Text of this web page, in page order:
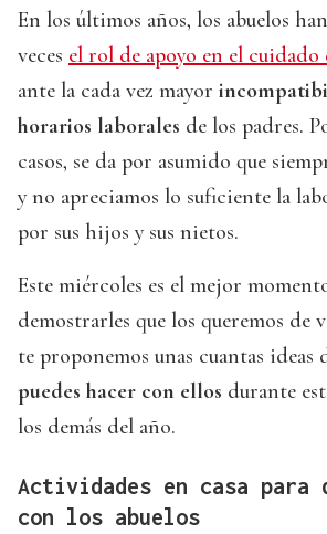
En los últimos años, los abuelos
veces el rol de apoyo en el cuidado
ante la cada vez mayor
horarios laborales de los padres.
casos, se da por asumido que
y no apreciamos lo suficiente la
por sus hijos y sus nietos.
Este miércoles es el mejor
demostrarles que los queremos de
te proponemos unas cuantas ideas
puedes hacer con ellos durante
los demás del año.
Actividades en casa
con los abuelos